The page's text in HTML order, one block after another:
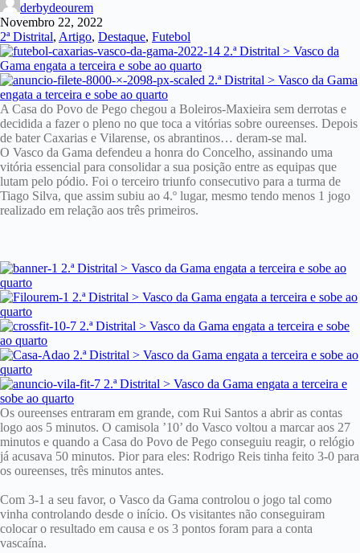
derbydeourem
Novembro 22, 2022
2ª Distrital, Artigo, Destaque, Futebol
A Casa do Povo de Pego chegou a Boleiros-Maxieira sem derrotas e
decidida a fazer o pleno no que toca a vitórias sobre oureenses. Depois
de bater Caxarias e Vilarense, os abrantinos… deram-se mal.
O Vasco da Gama defendeu a honra do Concelho, assinando uma
vitória essencial para consolidar a sua posição entre as equipas que
lutam pelo pódio. Foi o terceiro triunfo consecutivo para a turma de
Tiago Silva, que assim subiu ao 4.º lugar, mesmo tendo menos 1 jogo
realizado em relação aos três primeiros.
Os oureenses entraram em grande, com Rui Santos a abrir as contas
logo aos 5 minutos. O camisola ’10’ do Vasco voltou a marcar aos 27
minutos e quando a Casa do Povo de Pego conseguiu reagir, o relógio
já acusava 50 minutos. Pior para eles: Rodrigo Reis tinha feito 3-0 para
os oureenses, três minutos antes.
Com 3-1 a seu favor, o Vasco da Gama controlou o jogo tal como
vinha controlando desde o início. Os visitantes não conseguiram
colocar o resultado em causa e os 3 pontos foram para a conta
vascaína.